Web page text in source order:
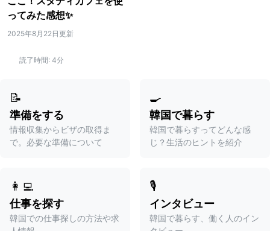
ってみた感想✨
2025年8月22日更新
読了時間: 4分
📝
準備をする
情報収集からビザの取得ま
で。必要な準備について
🍳
韓国で暮らす
韓国で暮らすってどんな感
じ？生活のヒントを紹介
👩‍💻
仕事を探す
韓国での仕事探しの方法や求
🎙️
インタビュー
韓国で暮らす、働く人のイン